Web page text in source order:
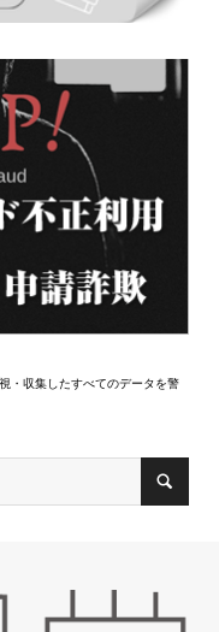
・収集したすべてのデータを警